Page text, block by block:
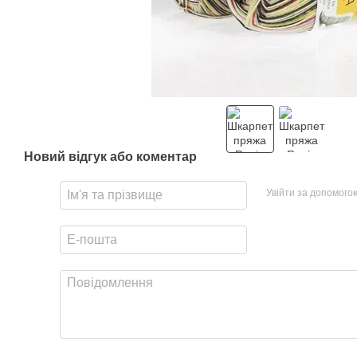
Новий відгук або коментар
Увійти за